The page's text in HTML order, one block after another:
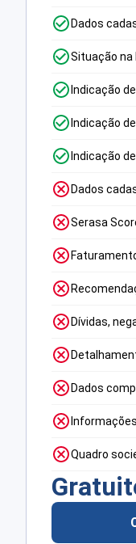
Dados
Situação na
Indicação
Indicação
Indicação
Dados
Serasa
Dívidas,
Dados
Quadro